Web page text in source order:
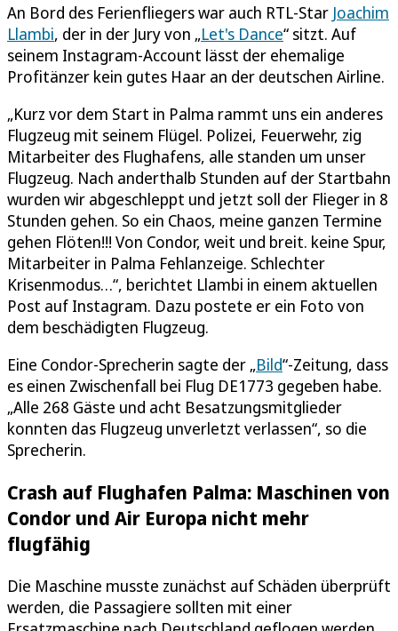
An Bord des Ferienfliegers war auch RTL-Star Joachim
Llambi, der in der Jury von „Let's Dance“ sitzt. Auf
seinem Instagram-Account lässt der ehemalige
Profitänzer kein gutes Haar an der deutschen Airline.
„Kurz vor dem Start in Palma rammt uns ein anderes
Flugzeug mit seinem Flügel. Polizei, Feuerwehr, zig
Mitarbeiter des Flughafens, alle standen um unser
Flugzeug. Nach anderthalb Stunden auf der Startbahn
wurden wir abgeschleppt und jetzt soll der Flieger in 8
Stunden gehen. So ein Chaos, meine ganzen Termine
gehen Flöten!!! Von Condor, weit und breit. keine Spur,
Mitarbeiter in Palma Fehlanzeige. Schlechter
Krisenmodus…“, berichtet Llambi in einem aktuellen
Post auf Instagram. Dazu postete er ein Foto von
dem beschädigten Flugzeug.
Eine Condor-Sprecherin sagte der „Bild“-Zeitung, dass
es einen Zwischenfall bei Flug DE1773 gegeben habe.
„Alle 268 Gäste und acht Besatzungsmitglieder
konnten das Flugzeug unverletzt verlassen“, so die
Sprecherin.
Crash auf Flughafen Palma: Maschinen von
Condor und Air Europa nicht mehr
flugfähig
Die Maschine musste zunächst auf Schäden überprüft
werden, die Passagiere sollten mit einer